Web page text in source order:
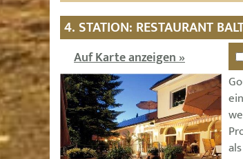
4. STATION: RESTAURANT
Auf Karte anzeigen »